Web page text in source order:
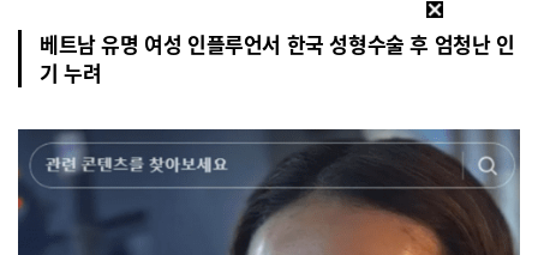
베트남 유명 여성 인플루언서 한국 성형수술 후 엄청난 인
기 누려